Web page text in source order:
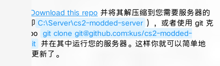
Download this repo 并将其解压缩到您需要服务器的
位置（即 C:\Server\cs2-modded-server ），或者使用 git 克
隆该 repo git clone git@github.com:kus/cs2-modded-
server.git 并在其中运行您的服务器。这样你就可以简单地
更新了。